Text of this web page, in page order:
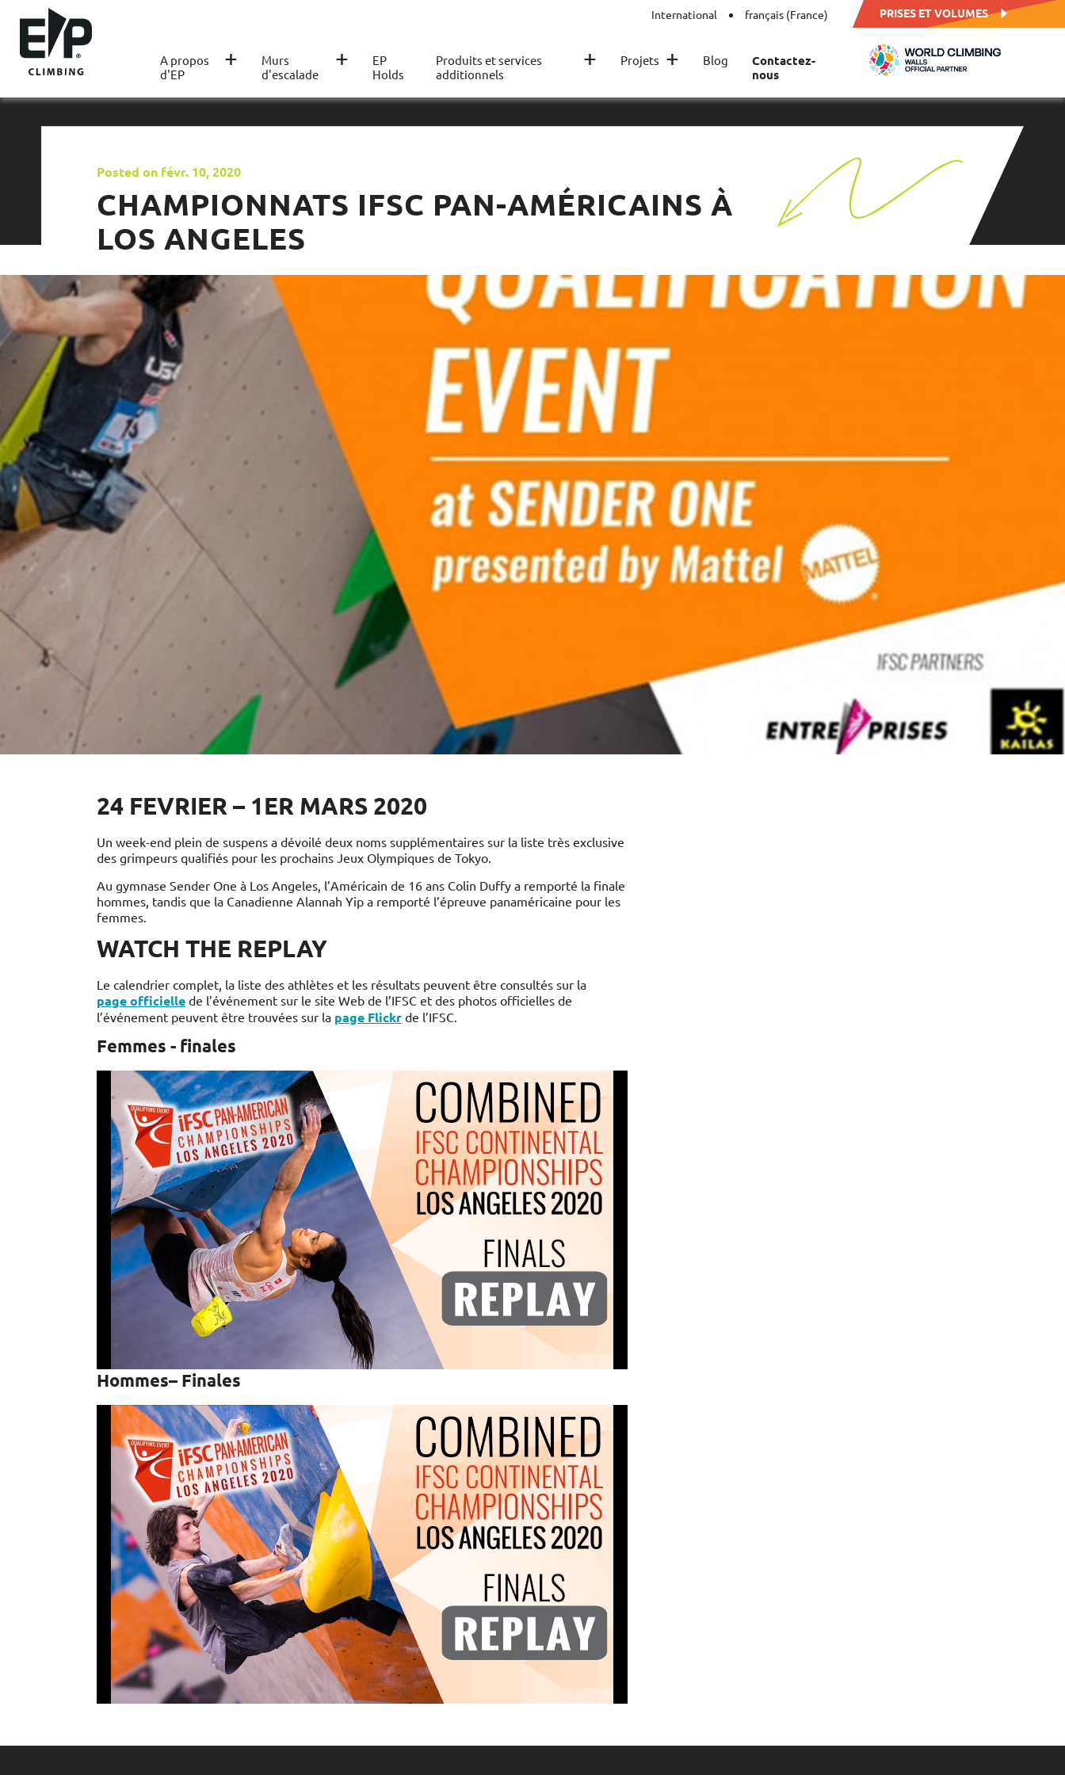
International français (France) PRISES ET VOLUMES
A propos
d'EP
+
Murs
d'escalade
+
EP
Holds
Produits et services
additionnels
+ Projets + Blog
Contactez-
nous
Posted on févr. 10, 2020
CHAMPIONNATS IFSC PAN-AMÉRICAINS À
LOS ANGELES
24 FEVRIER – 1ER MARS 2020
Un week-end plein de suspens a dévoilé deux noms supplémentaires sur la liste très exclusive
des grimpeurs qualifiés pour les prochains Jeux Olympiques de Tokyo.
Au gymnase Sender One à Los Angeles, l’Américain de 16 ans Colin Duffy a remporté la finale
hommes, tandis que la Canadienne Alannah Yip a remporté l’épreuve panaméricaine pour les
femmes.
WATCH THE REPLAY
Le calendrier complet, la liste des athlètes et les résultats peuvent être consultés sur la
page officielle de l’événement sur le site Web de l’IFSC et des photos officielles de
l’événement peuvent être trouvées sur la page Flickr de l’IFSC.
Femmes - finales
Hommes– Finales